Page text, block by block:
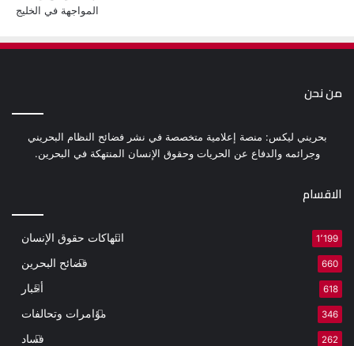
من نحن
بحريني ليكس: منصة إعلامية متخصصة في نشر فضائح النظام البحريني
وجرائمه والدفاع عن الحريات وحقوق الإنسان المنتهكة في البحرين.
الاقسام
انتهاكات حقوق الإنسان 1٬199
فضائح البحرين 660
أخبار 618
مؤامرات وتحالفات 346
فساد 262